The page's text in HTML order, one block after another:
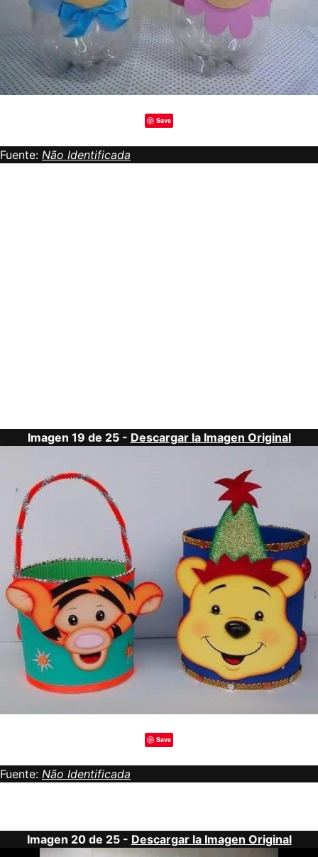
Save
Fuente: Não Identificada
Imagen 19 de 25 - Descargar la Imagen Original
Save
Fuente: Não Identificada
Imagen 20 de 25 - Descargar la Imagen Original